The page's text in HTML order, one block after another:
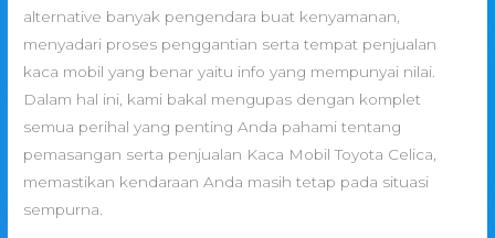
alternative banyak pengendara buat kenyamanan,
menyadari proses penggantian serta tempat penjualan
kaca mobil yang benar yaitu info yang mempunyai nilai.
Dalam hal ini, kami bakal mengupas dengan komplet
semua perihal yang penting Anda pahami tentang
pemasangan serta penjualan Kaca Mobil Toyota Celica,
memastikan kendaraan Anda masih tetap pada situasi
sempurna.